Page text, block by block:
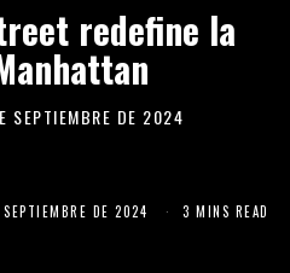
redefine la
SEPTIEMBRE DE 2024
DE 2024 3 MINS READ